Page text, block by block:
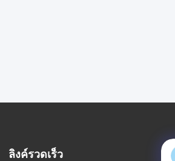
ลิงค์รวดเร็ว